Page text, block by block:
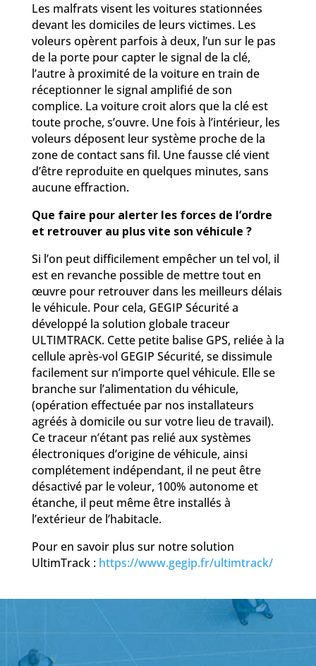
Les malfrats visent les voitures stationnées
devant les domiciles de leurs victimes. Les
voleurs opèrent parfois à deux, l’un sur le pas
de la porte pour capter le signal de la clé,
l’autre à proximité de la voiture en train de
réceptionner le signal amplifié de son
complice. La voiture croit alors que la clé est
toute proche, s’ouvre. Une fois à l’intérieur, les
voleurs déposent leur système proche de la
zone de contact sans fil. Une fausse clé vient
d’être reproduite en quelques minutes, sans
aucune effraction.
Que faire pour alerter les forces de l’ordre
et retrouver au plus vite son véhicule ?
Si l’on peut difficilement empêcher un tel vol, il
est en revanche possible de mettre tout en
œuvre pour retrouver dans les meilleurs délais
le véhicule. Pour cela, GEGIP Sécurité a
développé la solution globale traceur
ULTIMTRACK. Cette petite balise GPS, reliée à la
cellule après-vol GEGIP Sécurité, se dissimule
facilement sur n’importe quel véhicule. Elle se
branche sur l’alimentation du véhicule,
(opération effectuée par nos installateurs
agréés à domicile ou sur votre lieu de travail).
Ce traceur n’étant pas relié aux systèmes
électroniques d’origine de véhicule, ainsi
complétement indépendant, il ne peut être
désactivé par le voleur, 100% autonome et
étanche, il peut même être installés à
l’extérieur de l’habitacle.
Pour en savoir plus sur notre solution
UltimTrack : https://www.gegip.fr/ultimtrack/